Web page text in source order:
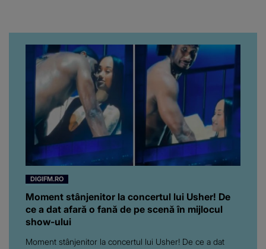
pentru el...” Ce s-a aflat
până în acest moment
DIGIFM.RO
Moment stânjenitor la concertul lui Usher! De
ce a dat afară o fană de pe scenă în mijlocul
show-ului
Moment stânjenitor la concertul lui Usher! De ce a dat